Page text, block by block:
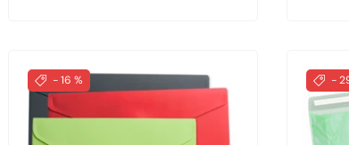
- 16 % -